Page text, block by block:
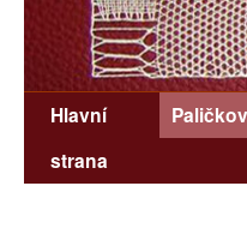
Hlavní
strana